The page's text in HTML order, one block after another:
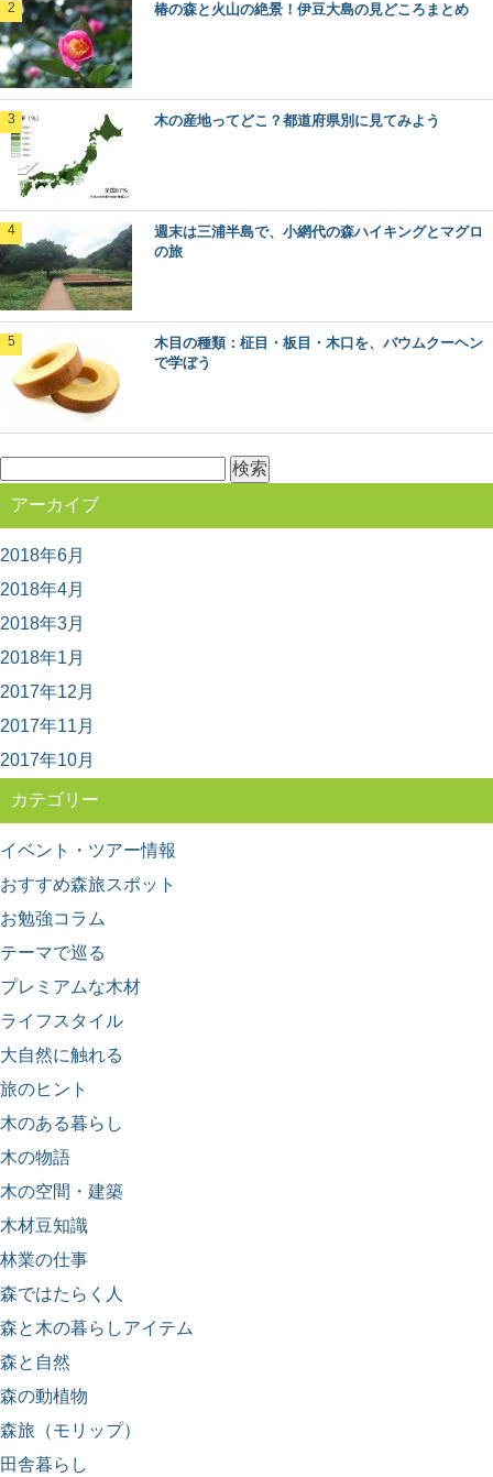
なく、その土地を代表するいくつかの樹種がセット...
したい6つのこと
森林浴発祥の地”であり木曽桧の美林が広がる、長野県の
人気スポット「赤沢自然休養林」。 木曽路の...
林業や田舎暮らしが知りたくなったら観る映
画5選
林業ってどんな仕事？田舎暮らしってどうなんだろう？
日本三大美林「秋田杉」をめぐる秋田観光へ
大島。 火山に温泉、美味しい海の幸など、椿...
椿の森と火山の絶景！伊豆大島の見どころまとめ
木の産地ってどこ？都道府県別に見てみよう
週末は三浦半島で、小網代の森ハイキングとマグロ
の旅
木目の種類：柾目・板目・木口を、バウムクーヘン
で学ぼう
索:
アーカイブ
2018年6月
2018年4月
2018年3月
2018年1月
2017年12月
2017年11月
2017年10月
カテゴリー
イベント・ツアー情報
おすすめ森旅スポット
お勉強コラム
テーマで巡る
プレミアムな木材
ライフスタイル
大自然に触れる
旅のヒント
木のある暮らし
木の物語
木の空間・建築
木材豆知識
林業の仕事
森ではたらく人
森と木の暮らしアイテム
森と自然
森の動植物
森旅（モリップ）
田舎暮らし